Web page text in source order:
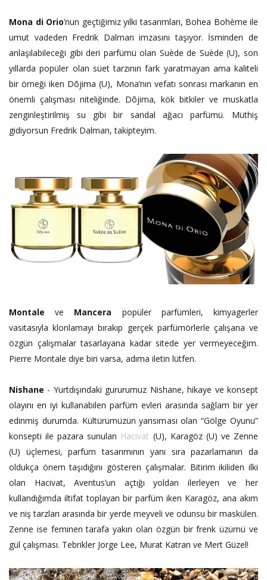
Mona di Orio’nun geçtiğimiz yılki tasarımları, Bohea Bohème ile
umut vadeden Fredrik Dalman imzasını taşıyor. İsminden de
anlaşılabileceği gibi deri parfümü olan Suède de Suède (U), son
yıllarda popüler olan süet tarzının fark yaratmayan ama kaliteli
bir örneği iken Dõjima (U), Mona’nın vefatı sonrası markanın en
önemli çalışması niteliğinde. Dõjima, kök bitkiler ve muskatla
zenginleştirilmiş su gibi bir sandal ağacı parfümü. Müthiş
gidiyorsun Fredrik Dalman, takipteyim.
Montale ve Mancera popüler parfümleri, kimyagerler
vasıtasıyla klonlamayı bırakıp gerçek parfümörlerle çalışana ve
özgün çalışmalar tasarlayana kadar sitede yer vermeyeceğim.
Pierre Montale diye biri varsa, adıma iletin lütfen.
Nishane - Yurtdışındaki gururumuz Nishane, hikaye ve konsept
olayını en iyi kullanabilen parfüm evleri arasında sağlam bir yer
edinmiş durumda. Kültürümüzün yansıması olan “Gölge Oyunu”
konsepti ile pazara sunulan Hacivat (U), Karagöz (U) ve Zenne
(U) üçlemesi, parfüm tasarımının yanı sıra pazarlamanın da
oldukça önem taşıdığını gösteren çalışmalar. Bitirim ikiliden ilki
olan Hacivat, Aventus’un açtığı yoldan ilerleyen ve her
kullandığımda iltifat toplayan bir parfüm iken Karagöz, ana akım
ve niş tarzları arasında bir yerde meyveli ve odunsu bir maskülen.
Zenne ise feminen tarafa yakın olan özgün bir frenk üzümü ve
gül çalışması. Tebrikler Jorge Lee, Murat Katran ve Mert Güzel!